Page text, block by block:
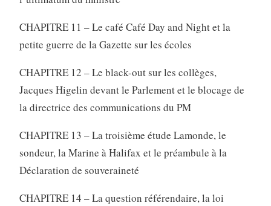
CHAPITRE 11 – Le café Café Day and Night et la
petite guerre de la Gazette sur les écoles
CHAPITRE 12 – Le black-out sur les collèges,
Jacques Higelin devant le Parlement et le blocage de
la directrice des communications du PM
CHAPITRE 13 – La troisième étude Lamonde, le
sondeur, la Marine à Halifax et le préambule à la
Déclaration de souveraineté
CHAPITRE 14 – La question référendaire, la loi